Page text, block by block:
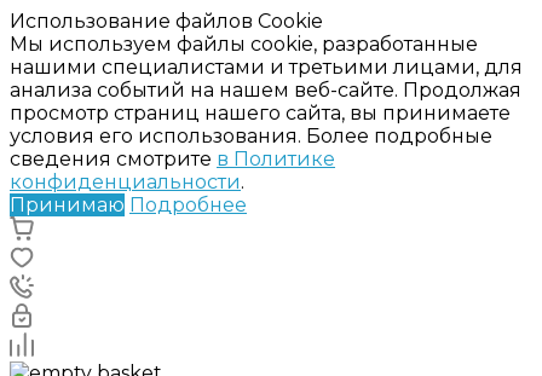
Использование файлов Cookie
Мы используем файлы cookie, разработанные
нашими специалистами и третьими лицами, для
анализа событий на нашем веб-сайте. Продолжая
просмотр страниц нашего сайта, вы принимаете
условия его использования. Более подробные
сведения смотрите в Политике
конфиденциальности.
Принимаю Подробнее